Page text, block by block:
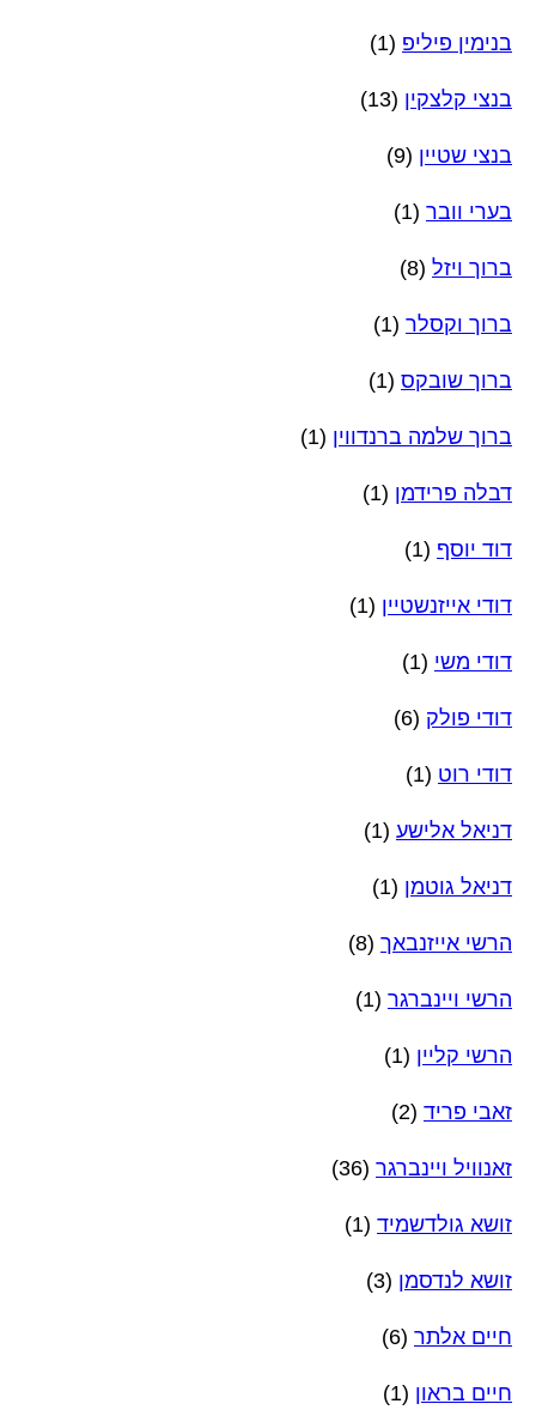
בנימין פיליפ (1)
בנצי קלצקין (13)
בנצי שטיין (9)
בערי וובר (1)
ברוך ויזל (8)
ברוך וקסלר (1)
ברוך שובקס (1)
ברוך שלמה ברנדווין (1)
דבלה פרידמן (1)
דוד יוסף (1)
דודי אייזנשטיין (1)
דודי משי (1)
דודי פולק (6)
דודי רוט (1)
דניאל אלישע (1)
דניאל גוטמן (1)
הרשי אייזנבאך (8)
הרשי ויינברגר (1)
הרשי קליין (1)
זאבי פריד (2)
זאנוויל ויינברגר (36)
זושא גולדשמיד (1)
זושא לנדסמן (3)
חיים אלתר (6)
חיים בראון (1)